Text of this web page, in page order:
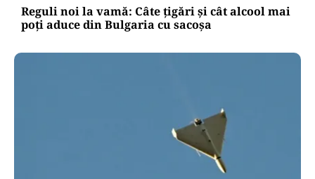
Reguli noi la vamă: Câte țigări și cât alcool mai
poți aduce din Bulgaria cu sacoșa